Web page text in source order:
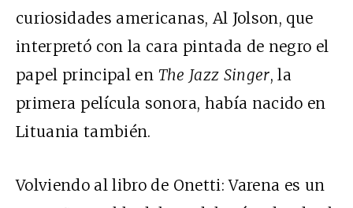
curiosidades americanas, Al Jolson, que
interpretó con la cara pintada de negro el
papel principal en The Jazz Singer, la
primera película sonora, había nacido en
Lituania también.
Volviendo al libro de Onetti: Varena es un